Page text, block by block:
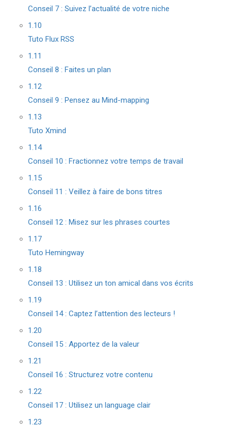
Conseil 7 : Suivez l’actualité de votre niche
1.10
Tuto Flux RSS
1.11
Conseil 8 : Faites un plan
1.12
Conseil 9 : Pensez au Mind-mapping
1.13
Tuto Xmind
1.14
Conseil 10 : Fractionnez votre temps de travail
1.15
Conseil 11 : Veillez à faire de bons titres
1.16
Conseil 12 : Misez sur les phrases courtes
1.17
Tuto Hemingway
1.18
Conseil 13 : Utilisez un ton amical dans vos écrits
1.19
Conseil 14 : Captez l’attention des lecteurs !
1.20
Conseil 15 : Apportez de la valeur
1.21
Conseil 16 : Structurez votre contenu
1.22
Conseil 17 : Utilisez un language clair
1.23